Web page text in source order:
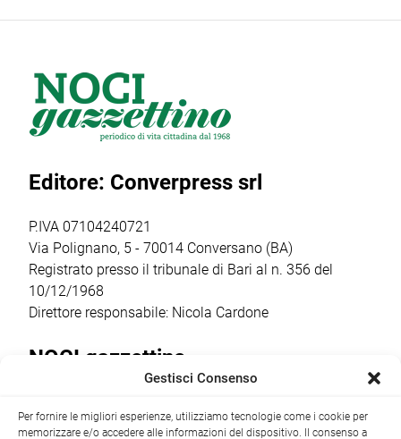
firmato Cantine
Barsento che
venerdì 17 luglio,
a partire dalle ore
trasformerà gli
cantina […]
reparto Orione del
gruppo Scout
Putignano 1, per
parlare di guerra
comunità
ricorrenza ha […]
Editore: Converpress srl
P.IVA 07104240721
Via Polignano, 5 - 70014 Conversano (BA)
Registrato presso il tribunale di Bari al n. 356 del
10/12/1968
Direttore responsabile: Nicola Cardone
NOCI gazzettino
+39 080 4979274|info@nocigazzettino.it Contatti|
Gestisci Consenso
Per fornire le migliori esperienze, utilizziamo tecnologie come i cookie per
memorizzare e/o accedere alle informazioni del dispositivo. Il consenso a